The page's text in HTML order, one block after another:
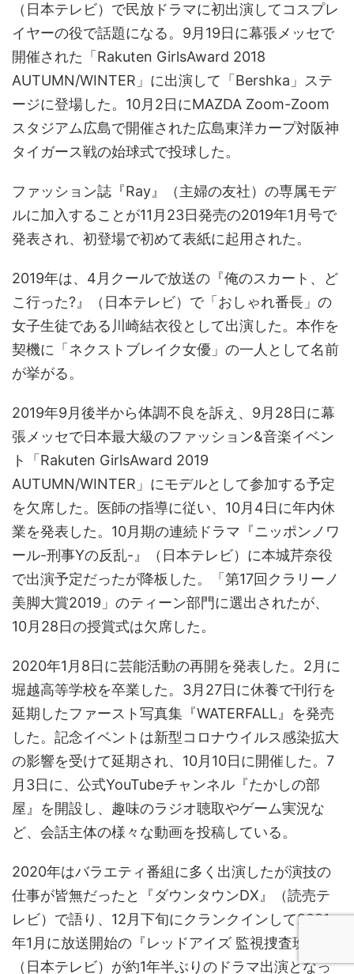
（日本テレビ）で民放ドラマに初出演してコスプレ
イヤーの役で話題になる。9月19日に幕張メッセで
開催された「Rakuten GirlsAward 2018
AUTUMN/WINTER」に出演して「Bershka」ステ
ージに登場した。10月2日にMAZDA Zoom-Zoom
スタジアム広島で開催された広島東洋カープ対阪神
タイガース戦の始球式で投球した。
ファッション誌『Ray』（主婦の友社）の専属モデ
ルに加入することが11月23日発売の2019年1月号で
発表され、初登場で初めて表紙に起用された。
2019年は、4月クールで放送の『俺のスカート、ど
こ行った?』（日本テレビ）で「おしゃれ番長」の
女子生徒である川崎結衣役として出演した。本作を
契機に「ネクストブレイク女優」の一人として名前
が挙がる。
2019年9月後半から体調不良を訴え、9月28日に幕
張メッセで日本最大級のファッション&音楽イベン
ト「Rakuten GirlsAward 2019
AUTUMN/WINTER」にモデルとして参加する予定
を欠席した。医師の指導に従い、10月4日に年内休
業を発表した。10月期の連続ドラマ『ニッポンノワ
ール-刑事Yの反乱-』（日本テレビ）に本城芹奈役
で出演予定だったが降板した。「第17回クラリーノ
美脚大賞2019」のティーン部門に選出されたが、
10月28日の授賞式は欠席した。
2020年1月8日に芸能活動の再開を発表した。2月に
堀越高等学校を卒業した。3月27日に休養で刊行を
延期したファースト写真集『WATERFALL』を発売
した。記念イベントは新型コロナウイルス感染拡大
の影響を受けて延期され、10月10日に開催した。7
月3日に、公式YouTubeチャンネル『たかしの部
屋』を開設し、趣味のラジオ聴取やゲーム実況な
ど、会話主体の様々な動画を投稿している。
2020年はバラエティ番組に多く出演したが演技の
仕事が皆無だったと『ダウンタウンDX』（読売テ
レビ）で語り、12月下旬にクランクインして2021
年1月に放送開始の『レッドアイズ 監視捜査班』
（日本テレビ）が約1年半ぶりのドラマ出演となっ